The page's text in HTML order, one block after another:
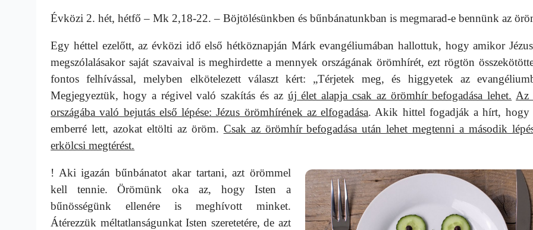
Évközi 2. hét, hétfő – Mk 2,18-22. – Böjtölésünkben és bűnbánatunkban is megmarad-e bennünk az
Egy héttel ezelőtt, az évközi idő első hétköznapján Márk evangéliumában hallottuk, hogy amikor
megszólalásakor saját szavaival is meghirdette a mennyek országának örömhírét, ezt rögtön
fontos felhívással, melyben elkötelezett választ kért: „Térjetek meg, és higgyetek az
Megjegyeztük, hogy a régivel való szakítás és az új élet alapja csak az örömhír befogadása lehet. Az
országába való bejutás első lépése: Jézus örömhírének az elfogadása. Akik hittel fogadják a hírt, hogy
emberré lett, azokat eltölti az öröm. Csak az örömhír befogadása után lehet megtenni a második
erkölcsi megtérést.
! Aki igazán bűnbánatot akar tartani, azt örömmel
kell tennie. Örömünk oka az, hogy Isten a
bűnösségünk ellenére is meghívott minket.
Átérezzük méltatlanságunkat Isten szeretetére, de azt